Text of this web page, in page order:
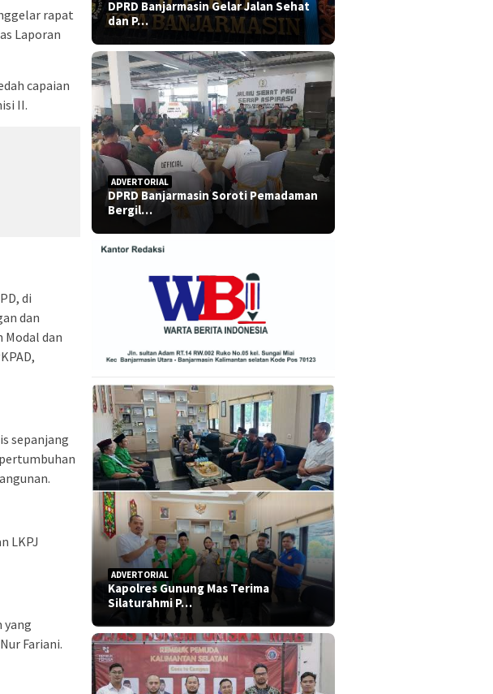
rapat
Laporan
capaian
II.
di
dan
Modal dan
sepanjang
LKPJ
yang
Fariani.
DPRD Banjarmasin Gelar Jalan Sehat
dan P…
ADVERTORIAL
DPRD Banjarmasin Soroti Pemadaman
Bergil…
ADVERTORIAL
Kapolres Gunung Mas Terima
Silaturahmi P…